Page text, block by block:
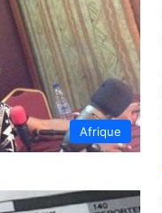
Afrique